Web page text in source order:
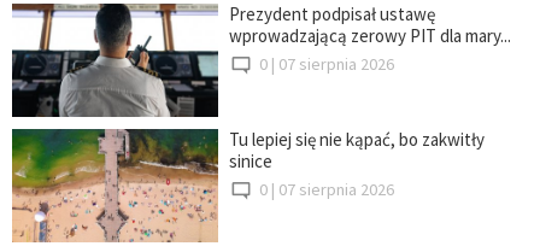
Prezydent podpisał ustawę
wprowadzającą zerowy PIT dla mary...
0 | 07 sierpnia 2026
Tu lepiej się nie kąpać, bo zakwitły
sinice
0 | 07 sierpnia 2026